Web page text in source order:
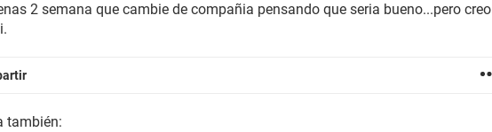
2 semana que cambie de compañia pensando que seria bueno...pero creo
también: